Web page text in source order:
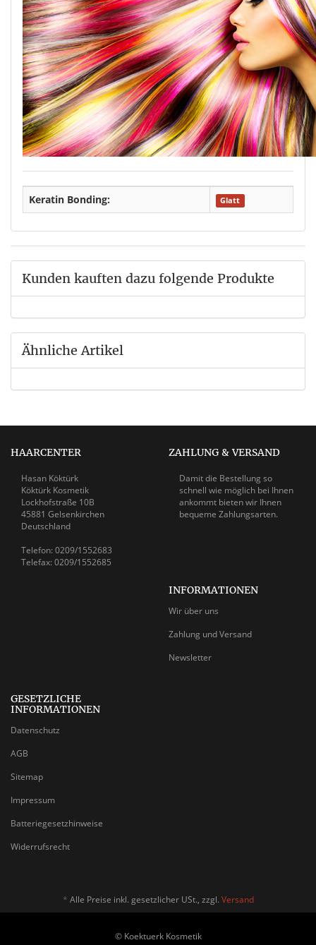
Keratin Bonding: Glatt
Kunden kauften dazu folgende Produkte
Ähnliche Artikel
HAARCENTER
Hasan Köktürk
Köktürk Kosmetik
Lockhofstraße 10B
45881 Gelsenkirchen
Deutschland
Telefon: 0209/1552683
Telefax: 0209/1552685
ZAHLUNG & VERSAND
Damit die Bestellung so
schnell wie möglich bei Ihnen
ankommt bieten wir Ihnen
bequeme Zahlungsarten.
INFORMATIONEN
Wir über uns
Zahlung und Versand
Newsletter
GESETZLICHE
INFORMATIONEN
Datenschutz
AGB
Sitemap
Impressum
Batteriegesetzhinweise
Widerrufsrecht
* Alle Preise inkl. gesetzlicher USt., zzgl. Versand
© Koektuerk Kosmetik